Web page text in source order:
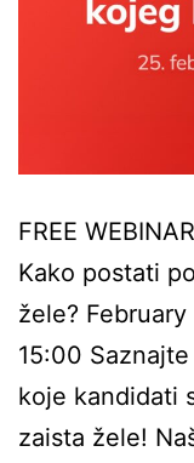
FREE
Kako postati
žele?
15:00
koje kandidati
zaista žele!